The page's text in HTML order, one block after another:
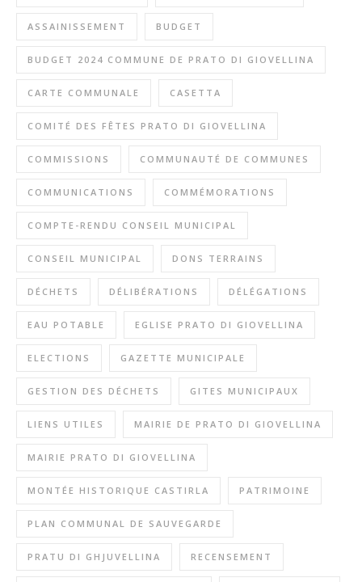
ASSAINISSEMENT BUDGET
BUDGET 2024 COMMUNE DE PRATO DI GIOVELLINA
CARTE COMMUNALE CASETTA
COMITÉ DES FÊTES PRATO DI GIOVELLINA
COMMISSIONS COMMUNAUTÉ DE COMMUNES
COMMUNICATIONS COMMÉMORATIONS
COMPTE-RENDU CONSEIL MUNICIPAL
CONSEIL MUNICIPAL DONS TERRAINS
DÉCHETS DÉLIBÉRATIONS DÉLÉGATIONS
EAU POTABLE EGLISE PRATO DI GIOVELLINA
ELECTIONS GAZETTE MUNICIPALE
GESTION DES DÉCHETS GITES MUNICIPAUX
LIENS UTILES MAIRIE DE PRATO DI GIOVELLINA
MAIRIE PRATO DI GIOVELLINA
MONTÉE HISTORIQUE CASTIRLA PATRIMOINE
PLAN COMMUNAL DE SAUVEGARDE
PRATU DI GHJUVELLINA RECENSEMENT